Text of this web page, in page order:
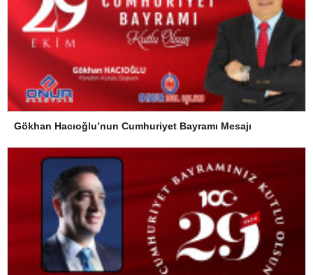
Gökhan Hacıoğlu’nun Cumhuriyet Bayramı Mesajı